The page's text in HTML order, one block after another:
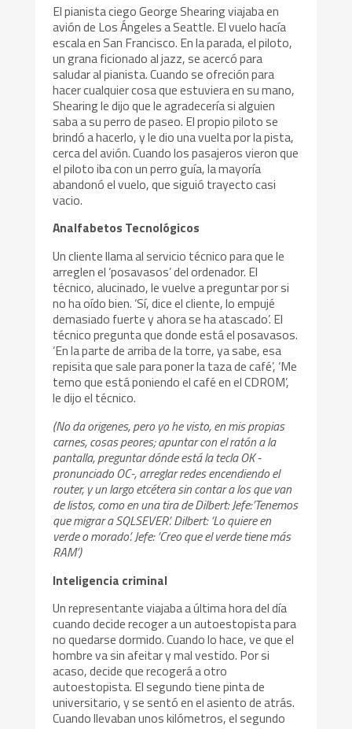
El pianista ciego George Shearing viajaba en
avión de Los Ángeles a Seattle. El vuelo hacía
escala en San Francisco. En la parada, el piloto,
un grana ficionado al jazz, se acercó para
saludar al pianista. Cuando se ofreción para
hacer cualquier cosa que estuviera en su mano,
Shearing le dijo que le agradecería si alguien
saba a su perro de paseo. El propio piloto se
brindó a hacerlo, y le dio una vuelta por la pista,
cerca del avión. Cuando los pasajeros vieron que
el piloto iba con un perro guía, la mayoría
abandonó el vuelo, que siguió trayecto casi
vacio.
Analfabetos Tecnológicos
Un cliente llama al servicio técnico para que le
arreglen el ‘posavasos’ del ordenador. El
técnico, alucinado, le vuelve a preguntar por si
no ha oído bien. ‘Sí, dice el cliente, lo empujé
demasiado fuerte y ahora se ha atascado’. El
técnico pregunta que donde está el posavasos.
‘En la parte de arriba de la torre, ya sabe, esa
repisita que sale para poner la taza de café’, ‘Me
temo que está poniendo el café en el CDROM’,
le dijo el técnico.
(No da origenes, pero yo he visto, en mis propias
carnes, cosas peores; apuntar con el ratón a la
pantalla, preguntar dónde está la tecla OK -
pronunciado OC-, arreglar redes encendiendo el
router, y un largo etcétera sin contar a los que van
de listos, como en una tira de Dilbert: Jefe:’Tenemos
que migrar a SQLSEVER’. Dilbert: ‘Lo quiere en
verde o morado’. Jefe: ‘Creo que el verde tiene más
RAM’)
Inteligencia criminal
Un representante viajaba a última hora del día
cuando decide recoger a un autoestopista para
no quedarse dormido. Cuando lo hace, ve que el
hombre va sin afeitar y mal vestido. Por si
acaso, decide que recogerá a otro
autoestopista. El segundo tiene pinta de
universitario, y se sentó en el asiento de atrás.
Cuando llevaban unos kilómetros, el segundo